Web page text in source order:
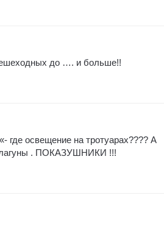
до …. и больше!!
где освещение на тротуарах???? А
лагуны . ПОКАЗУШНИКИ !!!